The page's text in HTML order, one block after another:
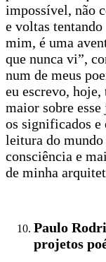
impossível, não
e voltas
mim, é uma
que nunca vi”,
num de meus
eu escrevo,
maior sobre
os significados e
leitura do mundo
consciência e
de minha
Paulo
projetos